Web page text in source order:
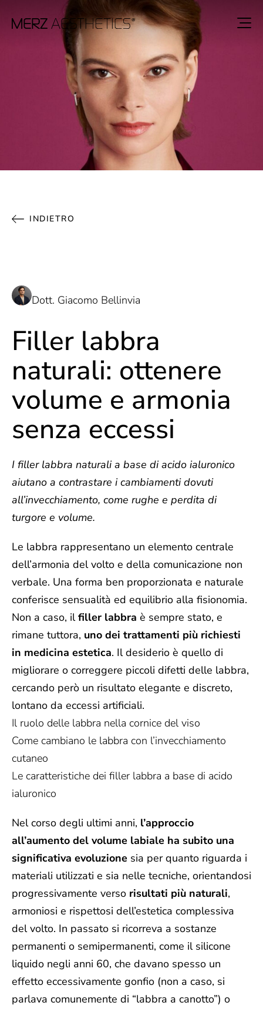
INDIETRO
Dott. Giacomo Bellinvia
Filler labbra
naturali: ottenere
volume e armonia
senza eccessi
I filler labbra naturali a base di acido ialuronico
aiutano a contrastare i cambiamenti dovuti
all’invecchiamento, come rughe e perdita di
turgore e volume.
Le labbra rappresentano un elemento centrale
dell’armonia del volto e della comunicazione non
verbale. Una forma ben proporzionata e naturale
conferisce sensualità ed equilibrio alla fisionomia.
Non a caso, ilfiller labbra è sempre stato, e
rimane tuttora, uno dei trattamenti più richiesti
in medicina estetica. Il desiderio è quello di
migliorare o correggere piccoli difetti delle labbra,
cercando però un risultato elegante e discreto,
lontano da eccessi artificiali.
Il ruolo delle labbra nella cornice del viso
Come cambiano le labbra con l’invecchiamento
cutaneo
Le caratteristiche dei filler labbra a base di acido
ialuronico
Nel corso degli ultimi anni, l’approccio
all’aumento del volume labiale ha subito una
significativa evoluzione sia per quanto riguarda i
materiali utilizzati e sia nelle tecniche, orientandosi
progressivamente verso risultati più naturali,
armoniosi e rispettosi dell’estetica complessiva
del volto. In passato si ricorreva a sostanze
permanenti o semipermanenti, come il silicone
liquido negli anni 60, che davano spesso un
effetto eccessivamente gonfio (non a caso, si
parlava comunemente di “labbra a canotto”) o